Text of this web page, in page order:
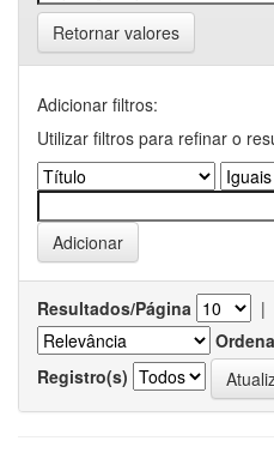
Retornar valores
Adicionar filtros:
Utilizar filtros para refinar o
Resultados/Página |
Registro(s)